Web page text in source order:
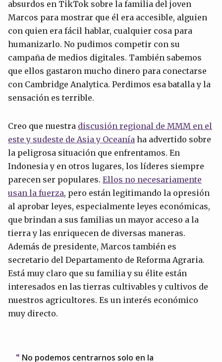
absurdos en TikTok sobre la familia del joven
Marcos para mostrar que él era accesible, alguien
con quien era fácil hablar, cualquier cosa para
humanizarlo. No pudimos competir con su
campaña de medios digitales. También sabemos
que ellos gastaron mucho dinero para conectarse
con Cambridge Analytica. Perdimos esa batalla y la
sensación es terrible.
Creo que nuestra discusión regional de MMM en el
este y sudeste de Asia y Oceanía ha advertido sobre
la peligrosa situación que enfrentamos. En
Indonesia y en otros lugares, los líderes siempre
parecen ser populares. Ellos no necesariamente
usan la fuerza, pero están legitimando la opresión
al aprobar leyes, especialmente leyes económicas,
que brindan a sus familias un mayor acceso a la
tierra y las enriquecen de diversas maneras.
Además de presidente, Marcos también es
secretario del Departamento de Reforma Agraria.
Está muy claro que su familia y su élite están
interesados ​​en las tierras cultivables y cultivos de
nuestros agricultores. Es un interés económico
muy directo.
No podemos centrarnos solo en la